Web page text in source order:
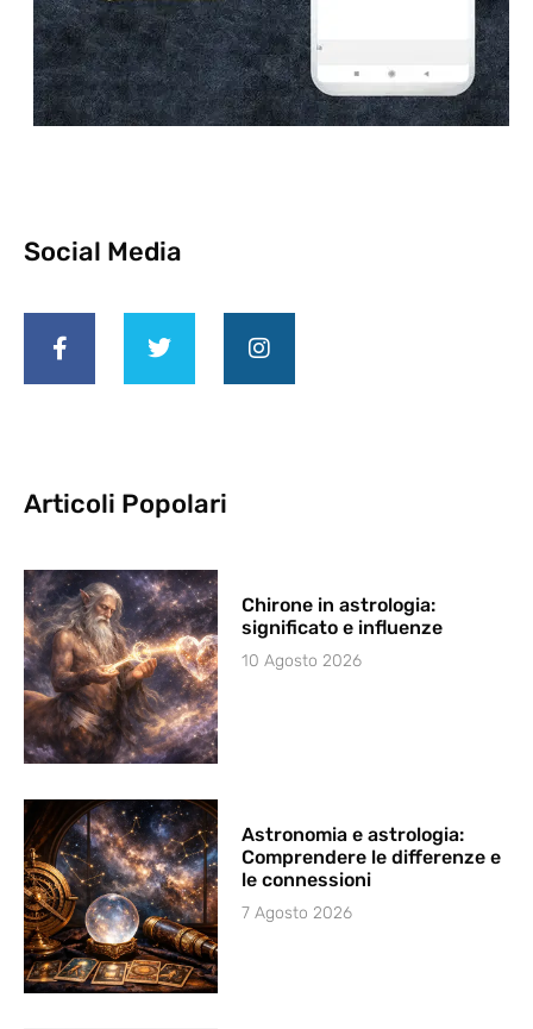
Social Media
Articoli Popolari
Chirone in astrologia:
significato e influenze
10 Agosto 2026
Astronomia e astrologia:
Comprendere le differenze e
le connessioni
7 Agosto 2026